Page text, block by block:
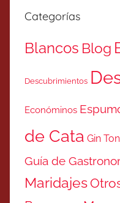
Categorías
Blancos Blog
Descubrimientos
Económinos
de Cata Gin
Guía de
Maridajes